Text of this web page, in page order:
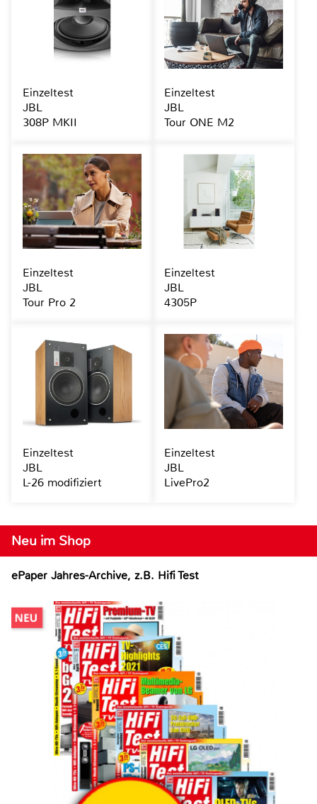
Neu im Shop
ePaper Jahres-Archive, z.B. Hifi Test
Einzeltest
JBL
308P MKII
Einzeltest
JBL
Tour ONE M2
Einzeltest
JBL
Tour Pro 2
Einzeltest
JBL
4305P
Einzeltest
JBL
L-26 modifiziert
Einzeltest
JBL
LivePro2